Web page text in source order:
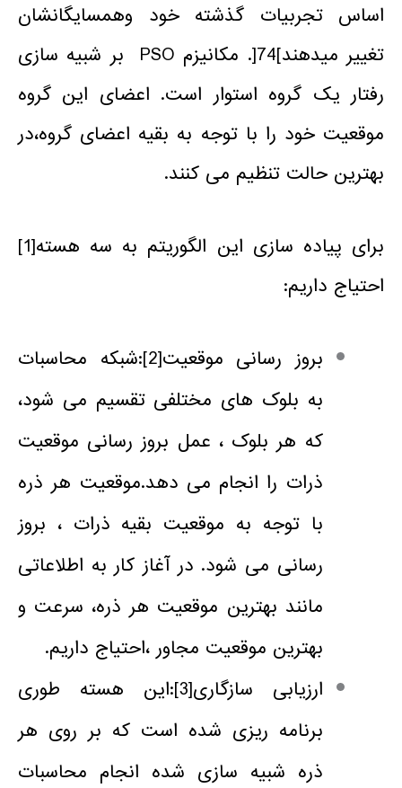
اساس تجربیات گذشته خود وهمسایگانشان
تغییر میدهند]74[. مکانیزم PSO بر شبیه سازی
رفتار یک گروه استوار است. اعضای این گروه
موقعیت خود را با توجه به بقیه اعضای گروه،در
بهترین حالت تنظیم می کنند.
برای پیاده سازی این الگوریتم به سه هسته[1]
احتیاج داریم:
بروز رسانی موقعیت[2] :شبکه محاسبات
به بلوک های مختلفی تقسیم می شود،
که هر بلوک ، عمل بروز رسانی موقعیت
ذرات را انجام می دهد.موقعیت هر ذره
با توجه به موقعیت بقیه ذرات ، بروز
رسانی می شود. در آغاز کار به اطلاعاتی
مانند بهترین موقعیت هر ذره، سرعت و
بهترین موقعیت مجاور ،احتیاج داریم.
ارزیابی سازگاری[3] :این هسته طوری
برنامه ریزی شده است که بر روی هر
ذره شبیه سازی شده انجام محاسبات